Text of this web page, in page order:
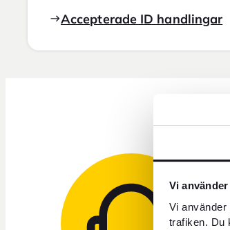
Vi
Vi
trafiken. Du
Accepterade ID handlingar